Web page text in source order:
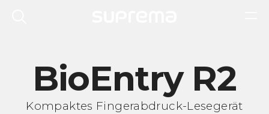
BioEntry R2
Kompaktes Fingerabdruck-Lesegerät